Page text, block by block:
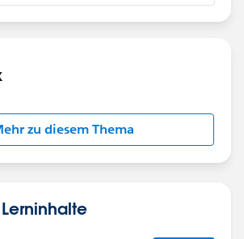
that others facing the same issue
zu diesem Thema